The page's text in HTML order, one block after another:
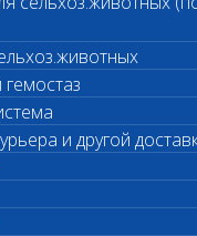
и другой
и Люберцы- в